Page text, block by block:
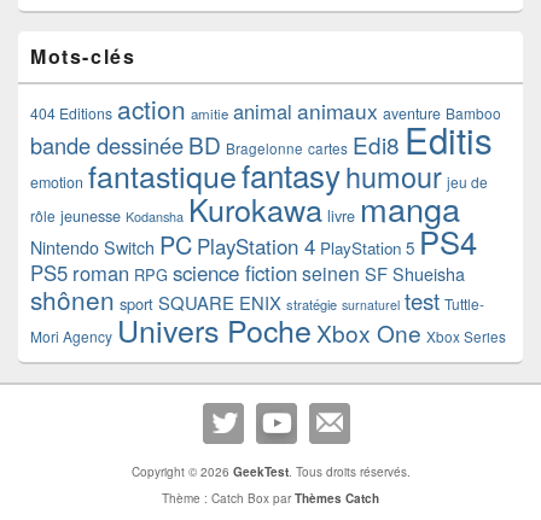
Mots-clés
404 Editions action amitie animal animaux aventure Bamboo
bande dessinéeBD Bragelonne cartes Edi8 Editis
emotion fantastiquefantasyhumour jeu de
rôle jeunesse Kodansha Kurokawa livre manga
Nintendo Switch PC PlayStation 4 PlayStation 5 PS4
PS5 roman RPG science fictionseinen SF Shueisha
shônen sport SQUARE ENIX stratégie surnaturel test Tuttle-
Mori Agency Univers Poche Xbox One Xbox Series
Copyright © 2026 GeekTest. Tous droits réservés.
Thème : Catch Box parThèmes Catch